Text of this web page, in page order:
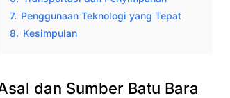
7. Penggunaan Teknologi yang Tepat
8. Kesimpulan
dan Sumber Batu Bara